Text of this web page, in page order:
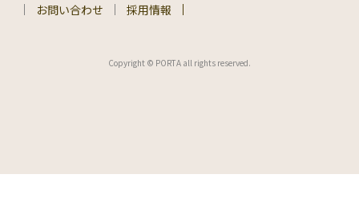
お問い合わせ
採用情報
Copyright © PORTA all rights reserved.